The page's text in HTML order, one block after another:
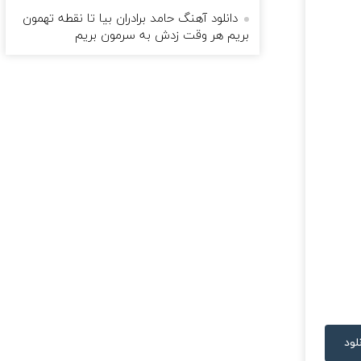
دانلود آهنگ حامد برادران بیا تا نقطه تهمون
بریم هر وقت زدش به سرمون بریم